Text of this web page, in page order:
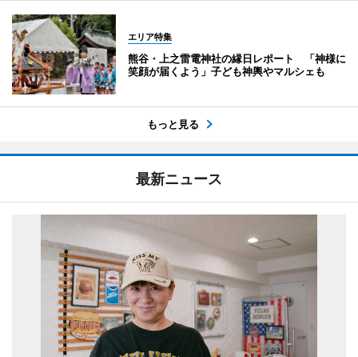
エリア特集
熊谷・上之雷電神社の縁日レポート 「神様に
笑顔が届くよう」子ども神輿やマルシェも
もっと見る
最新ニュース